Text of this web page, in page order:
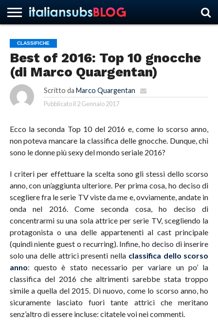
HOME
NEWS
ASCOLTI
RECENSIONI
INTERVISTE
CURIOSITÀ
CHI
SIAMO
CONTATTACI
FORUM
ITALIANSUBS
CLASSIFICHE
Best of 2016: Top 10 gnocche
(di Marco Quargentan)
Scritto da Marco Quargentan
Pubblicato il 2 Gennaio 2017
Ecco la seconda Top 10 del 2016 e, come lo scorso anno,
non poteva mancare la classifica delle gnocche. Dunque, chi
sono le donne più sexy del mondo seriale 2016?
I criteri per effettuare la scelta sono gli stessi dello scorso
anno, con un’aggiunta ulteriore. Per prima cosa, ho deciso di
scegliere fra le serie TV viste da me e, ovviamente, andate in
onda nel 2016. Come seconda cosa, ho deciso di
concentrarmi su una sola attrice per serie TV, scegliendo la
protagonista o una delle appartenenti al cast principale
(quindi niente guest o recurring). Infine, ho deciso di inserire
solo una delle attrici presenti nella classifica dello scorso
anno: questo è stato necessario per variare un po’ la
classifica del 2016 che altrimenti sarebbe stata troppo
simile a quella del 2015. Di nuovo, come lo scorso anno, ho
sicuramente lasciato fuori tante attrici che meritano
senz’altro di essere incluse: citatele voi nei commenti.